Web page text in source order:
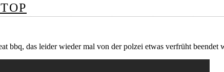
bbq, das leider wieder mal von der polzei etwas verfrüht